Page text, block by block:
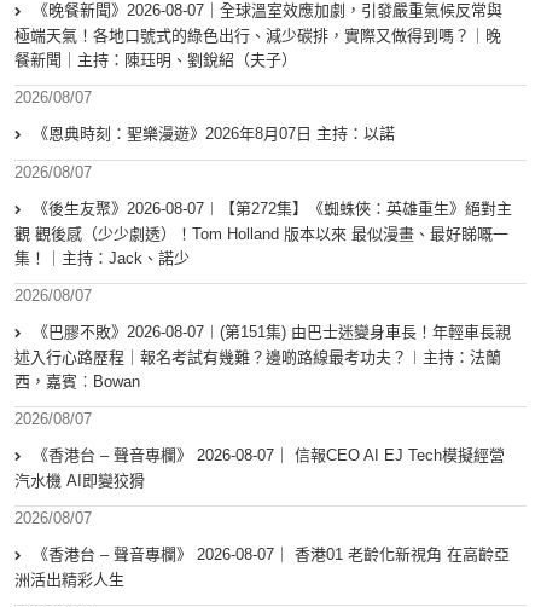
《晚餐新聞》2026-08-07｜全球溫室效應加劇，引發嚴重氣候反常與
極端天氣！各地口號式的綠色出行、減少碳排，實際又做得到嗎？｜晚
餐新聞｜主持：陳珏明、劉銳紹（夫子）
2026/08/07
《恩典時刻：聖樂漫遊》2026年8月07日 主持：以諾
2026/08/07
《後生友聚》2026-08-07︱【第272集】《蜘蛛俠：英雄重生》絕對主
觀 觀後感（少少劇透）！Tom Holland 版本以來 最似漫畫、最好睇嘅一
集！｜主持：Jack、諾少
2026/08/07
《巴膠不敗》2026-08-07︱(第151集) 由巴士迷變身車長！年輕車長親
述入行心路歷程｜報名考試有幾難？邊啲路線最考功夫？︱主持：法蘭
西，嘉賓︰Bowan
2026/08/07
《香港台 – 聲音專欄》 2026-08-07｜ 信報CEO AI EJ Tech模擬經營
汽水機 AI即變狡猾
2026/08/07
《香港台 – 聲音專欄》 2026-08-07｜ 香港01 老齡化新視角 在高齡亞
洲活出精彩人生